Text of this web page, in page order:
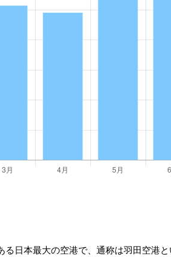
日本最大の空港で、通称は羽田空港